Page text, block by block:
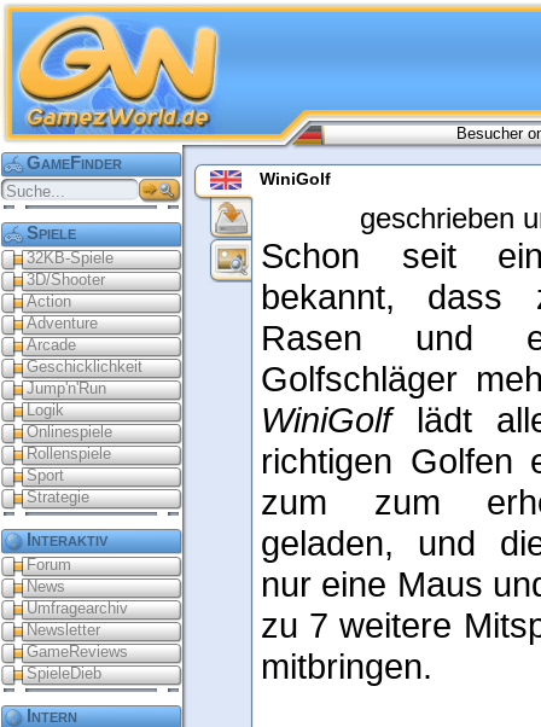
Besucher
GameFinder
Spiele
32KB-Spiele
3D/Shooter
Action
Adventure
Arcade
Geschicklichkeit
Jump'n'Run
Logik
Onlinespiele
Rollenspiele
Sport
Strategie
Interaktiv
Forum
News
Umfragearchiv
Newsletter
GameReviews
SpieleDieb
Intern
WiniGolf
geschrieben
Schon seit
bekannt, dass
Rasen und
Golfschläger
WiniGolflädt
richtigen Golfen
zum zum
geladen, und
nur eine Maus
zu 7 weitere
mitbringen.